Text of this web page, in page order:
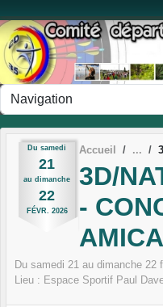
Du samedi
21
au dimanche
22
FÉVR. 2026
Accueil
3D/
-
Du samedi 21 au dimanche 22
Lieu : Espace Sportif Paul